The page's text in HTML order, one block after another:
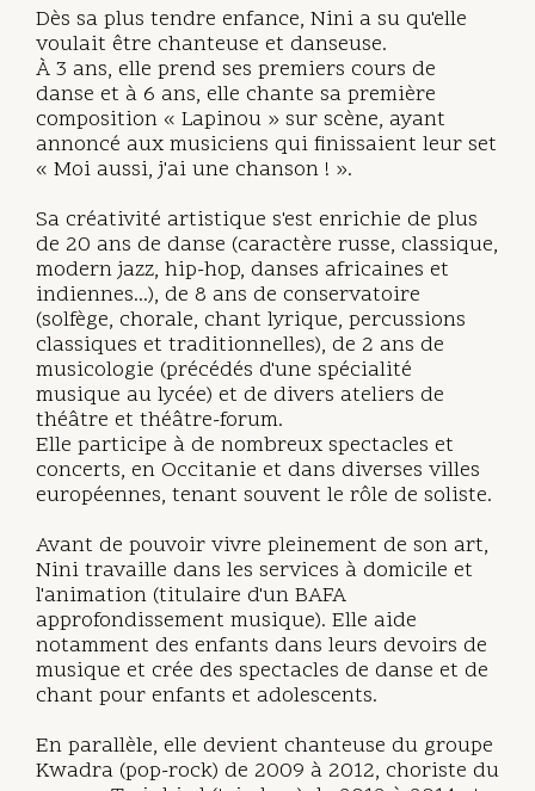
Dès sa plus tendre enfance, Nini a su qu'elle
voulait être chanteuse et danseuse.
À 3 ans, elle prend ses premiers cours de
danse et à 6 ans, elle chante sa première
composition « Lapinou » sur scène, ayant
annoncé aux musiciens qui finissaient leur set
« Moi aussi, j'ai une chanson ! ».
Sa créativité artistique s'est enrichie de plus
de 20 ans de danse (caractère russe, classique,
modern jazz, hip-hop, danses africaines et
indiennes...), de 8 ans de conservatoire
(solfège, chorale, chant lyrique, percussions
classiques et traditionnelles), de 2 ans de
musicologie (précédés d'une spécialité
musique au lycée) et de divers ateliers de
théâtre et théâtre-forum.
Elle participe à de nombreux spectacles et
concerts, en Occitanie et dans diverses villes
européennes, tenant souvent le rôle de soliste.
Avant de pouvoir vivre pleinement de son art,
Nini travaille dans les services à domicile et
l'animation (titulaire d'un BAFA
approfondissement musique). Elle aide
notamment des enfants dans leurs devoirs de
musique et crée des spectacles de danse et de
chant pour enfants et adolescents.
En parallèle, elle devient chanteuse du groupe
Kwadra (pop-rock) de 2009 à 2012, choriste du